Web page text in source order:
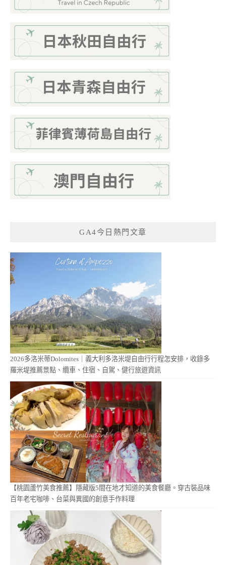
GA4今日熱門文章
2026多洛米蒂Dolomites｜義大利多洛米堤自由行行程怎安排，收錄多
羅米堤推薦景點、纜車、住宿、自駕、健行旅遊資訊
【桃園蘆竹美食推薦】隱藏版5間在地才知道的美食餐廳。穿古裝品味
百年老宅咖啡、台菜與異國的創意手作料理